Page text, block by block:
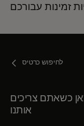
לחיפוש כרטיס
כשאתם צריכים
אותנו